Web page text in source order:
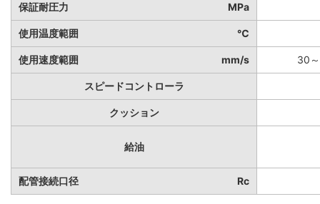
保証耐圧力 MPa
使用温度範囲 ℃
使用速度範囲 mm/s 30
スピードコントローラ
クッション
給油
配管接続口径 Rc